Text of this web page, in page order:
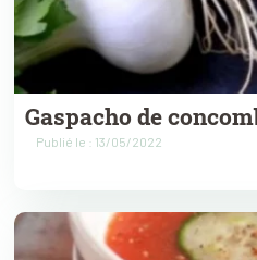
Gaspacho de
Publié le : 13/05/2022